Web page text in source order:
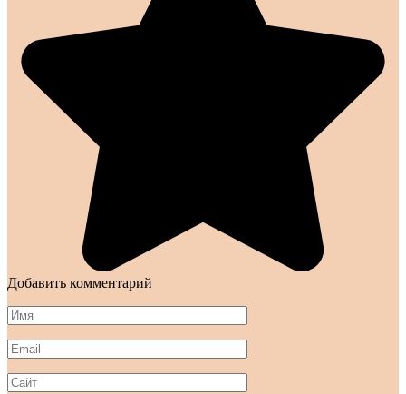
Добавить комментарий
Имя
*
Email
*
Сайт